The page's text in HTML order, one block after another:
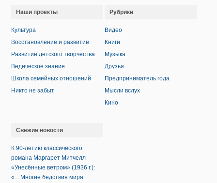
Наши проекты
Культура
Восстановление и развитие
Развитие детского творчества
Ведическое знание
Школа семейных отношений
Никто не забыт
Рубрики
Видео
Книги
Музыка
Друзья
Предприниматель года
Мысли вслух
Кино
Свежие новости
К 90-летию классического
романа Маргарет Митчелл
«Унесённые ветром» (1936 г.):
«... Многие бедствия мира